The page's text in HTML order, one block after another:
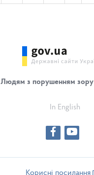
Людям з порушенням зору
In English
Корисні посилання